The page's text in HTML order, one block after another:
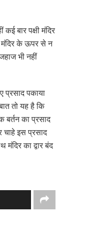
बार पक्षी मंदिर
के ऊपर से न
भी नहीं
प्रसाद पकाया
तो यह है कि
का प्रसाद
चाहे इस प्रसाद
का द्वार बंद